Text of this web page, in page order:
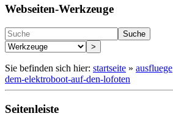
Webseiten-Werkzeuge
Suche
>
Sie befinden sich hier: startseite » ausfluege
dem-elektroboot-auf-den-lofoten
Seitenleiste